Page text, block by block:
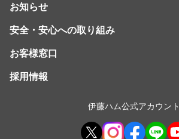
お知らせ
安全・安心への取り組み
お客様窓口
採用情報
伊藤ハム公式アカウント